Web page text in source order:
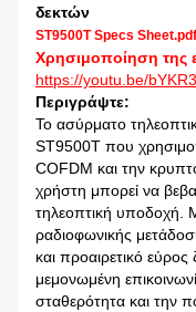
δεκτών
ST9500T Specs Sheet.pdf
Χρησιμοποίηση της
https://youtu.be/
Περιγράψτε:
Το ασύρματο
ST9500T που
COFDM και την
χρήστη μπορεί να
τηλεοπτική υποδοχή.
ραδιοφωνικής
και προαιρετικό
μεμονωμένη
σταθερότητα και την